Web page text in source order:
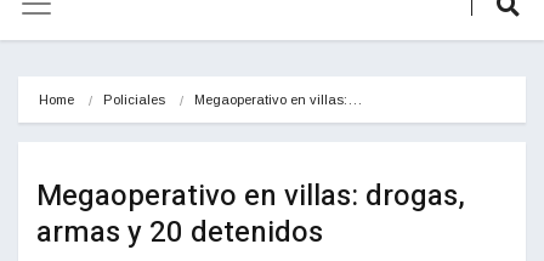
Home Policiales Megaoperativo en villas:…
Megaoperativo en villas: drogas,
armas y 20 detenidos